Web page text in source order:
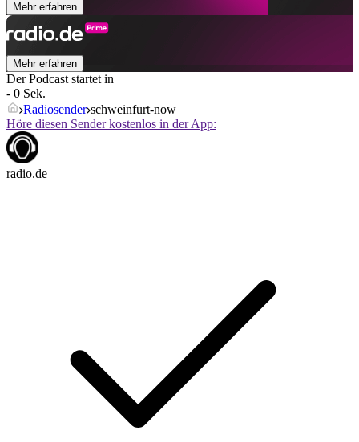
Mehr erfahren
Mehr erfahren
Der Podcast startet in
- 0 Sek.
Radiosender schweinfurt-now
Höre diesen Sender kostenlos in der App:
radio.de